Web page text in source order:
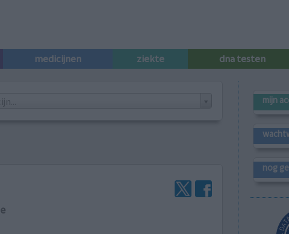
medicijnen ziekte dna testen
mijn
nog